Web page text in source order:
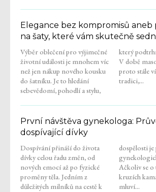
Elegance bez kompromisů aneb
na šaty, které vám skutečně
Výběr oblečení pro výjimečné
životní události je mnohem víc
než jen nákup nového kousku
do šatníku. Je to hledání
sebevědomí, pohodlí a stylu,
který podtrhne naši osobnost.
V době masové produkce se
proto stále více žen vrací k
tradici,...
První návštěva gynekologa:
dospívající dívky
Dospívání přináší do života
dívky celou řadu změn, od
nových emocí až po fyzické
proměny těla. Jedním z
důležitých milníků na cestě k
dospělosti je první návštěva
gynekologické ambulance.
Ačkoliv se o tomto tématu v
kruzích kamarádek často
mluví...